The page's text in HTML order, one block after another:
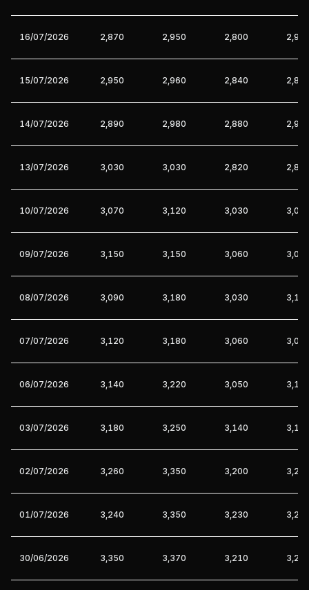
16/07/2026 2,870 2,950 2,800
15/07/2026 2,950 2,960 2,840
14/07/2026 2,890 2,980 2,880
13/07/2026 3,030 3,030 2,820
10/07/2026 3,070 3,120 3,030
09/07/2026 3,150 3,150 3,060
08/07/2026 3,090 3,180 3,030
07/07/2026 3,120 3,180 3,060
06/07/2026 3,140 3,220 3,050
03/07/2026 3,180 3,250 3,140
02/07/2026 3,260 3,350 3,200
01/07/2026 3,240 3,350 3,230
30/06/2026 3,350 3,370 3,210